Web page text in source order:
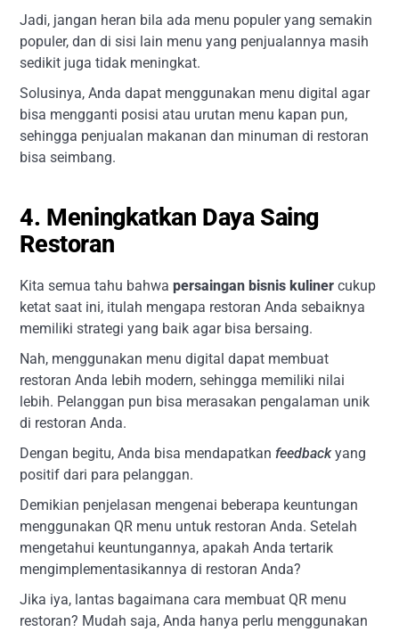
Jadi, jangan heran bila ada menu populer yang semakin
populer, dan di sisi lain menu yang penjualannya masih
sedikit juga tidak meningkat.
Solusinya, Anda dapat menggunakan menu digital agar
bisa mengganti posisi atau urutan menu kapan pun,
sehingga penjualan makanan dan minuman di restoran
bisa seimbang.
4. Meningkatkan Daya Saing
Restoran
Kita semua tahu bahwapersaingan bisnis kuliner cukup
ketat saat ini, itulah mengapa restoran Anda sebaiknya
memiliki strategi yang baik agar bisa bersaing.
Nah, menggunakan menu digital dapat membuat
restoran Anda lebih modern, sehingga memiliki nilai
lebih. Pelanggan pun bisa merasakan pengalaman unik
di restoran Anda.
Dengan begitu, Anda bisa mendapatkanfeedbackyang
positif dari para pelanggan.
Demikian penjelasan mengenai beberapa keuntungan
menggunakan QR menu untuk restoran Anda. Setelah
mengetahui keuntungannya, apakah Anda tertarik
mengimplementasikannya di restoran Anda?
Jika iya, lantas bagaimana cara membuat QR menu
restoran? Mudah saja, Anda hanya perlu menggunakan